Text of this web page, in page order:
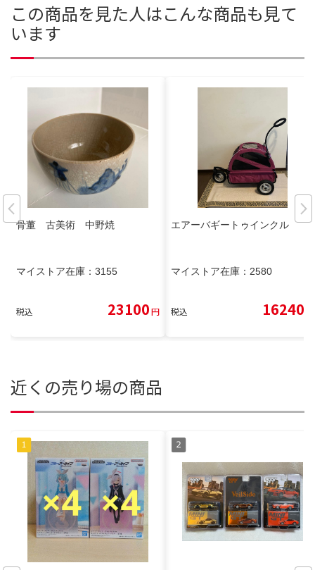
この商品を見た人はこんな商品も見て
います
骨董 古美術 中野焼
マイストア在庫： 3155
税込 23100円
エアーバギートゥインクル
マイストア在庫： 2580
税込 16240
近くの売り場の商品